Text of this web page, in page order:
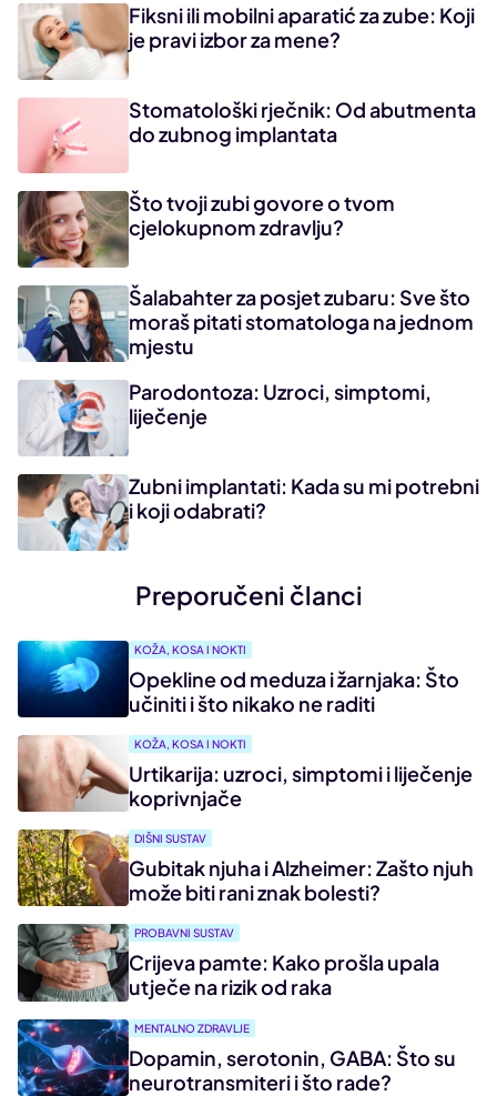
Fiksni ili mobilni aparatić za zube: Koji
je pravi izbor za mene?
Stomatološki rječnik: Od abutmenta
do zubnog implantata
Što tvoji zubi govore o tvom
cjelokupnom zdravlju?
Šalabahter za posjet zubaru: Sve što
moraš pitati stomatologa na jednom
mjestu
Parodontoza: Uzroci, simptomi,
liječenje
Zubni implantati: Kada su mi potrebni
i koji odabrati?
Preporučeni članci
KOŽA, KOSA I NOKTI
Opekline od meduza i žarnjaka: Što
učiniti i što nikako ne raditi
KOŽA, KOSA I NOKTI
Urtikarija: uzroci, simptomi i liječenje
koprivnjače
DIŠNI SUSTAV
Gubitak njuha i Alzheimer: Zašto njuh
može biti rani znak bolesti?
PROBAVNI SUSTAV
Crijeva pamte: Kako prošla upala
utječe na rizik od raka
MENTALNO ZDRAVLJE
Dopamin, serotonin, GABA: Što su
neurotransmiteri i što rade?